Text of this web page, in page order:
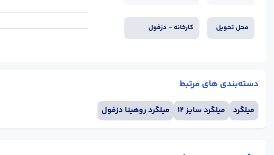
محل تحویل کارخانه - دزفول
دسته‌بندی های مرتبط
میلگرد میلگرد سایز 12 میلگرد روهینا دزفول